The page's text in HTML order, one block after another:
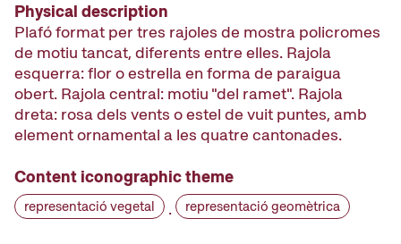
Physical description
Plafó format per tres rajoles de mostra policromes
de motiu tancat, diferents entre elles. Rajola
esquerra: flor o estrella en forma de paraigua
obert. Rajola central: motiu "del ramet". Rajola
dreta: rosa dels vents o estel de vuit puntes, amb
element ornamental a les quatre cantonades.
Content iconographic theme
representació vegetal · representació geomètrica